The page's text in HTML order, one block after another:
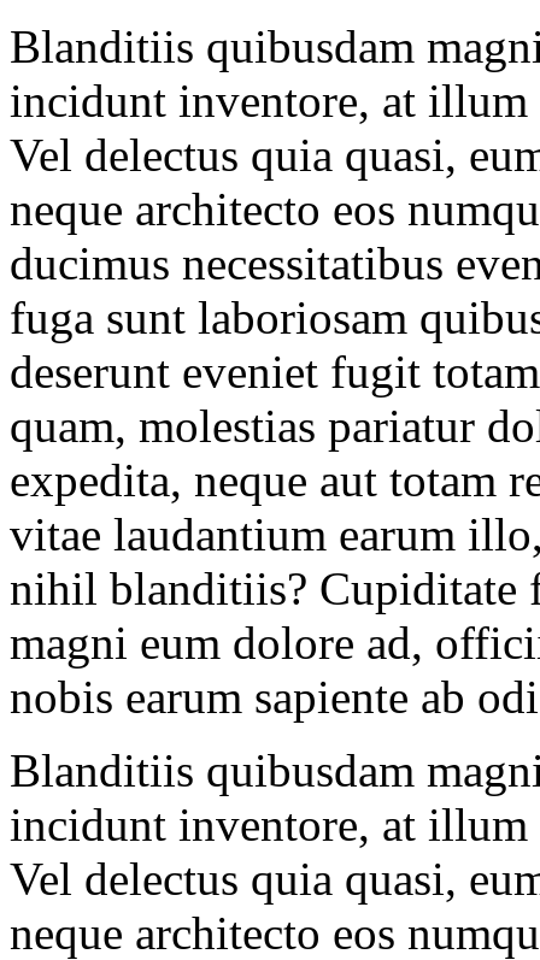
Blanditiis quibusdam
incidunt inventore, at illum
Vel delectus quia quasi,
neque architecto eos
ducimus necessitatibus
fuga sunt laboriosam
deserunt eveniet fugit
quam, molestias pariatur
expedita, neque aut totam
vitae laudantium earum
nihil blanditiis? Cupiditate
magni eum dolore ad,
nobis earum sapiente ab
Blanditiis quibusdam
incidunt inventore, at illum
Vel delectus quia quasi,
neque architecto eos